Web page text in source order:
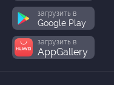
загрузить в
Google Play
загрузить в
AppGallery